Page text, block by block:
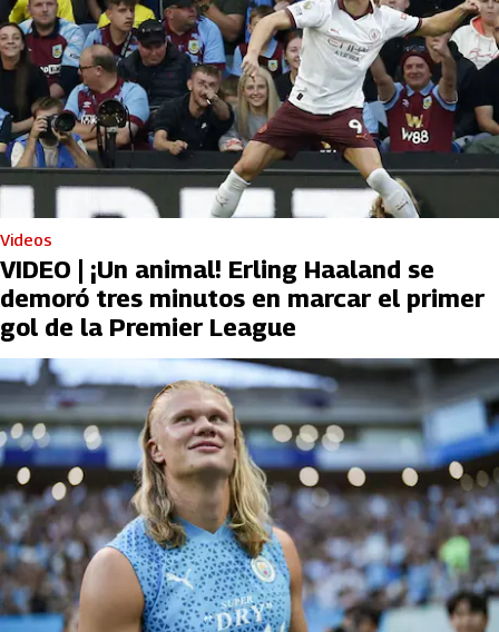
Videos
VIDEO | ¡Un animal! Erling Haaland se
demoró tres minutos en marcar el primer
gol de la Premier League